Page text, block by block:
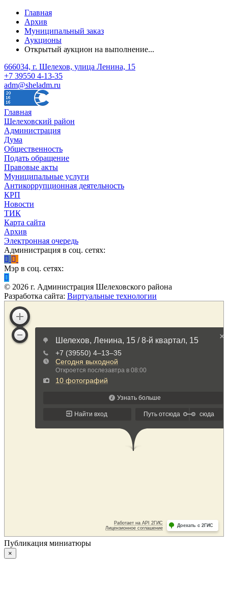
Главная
Архив
Муниципальный заказ
Аукционы
Открытый аукцион на выполнение...
666034, г. Шелехов, улица Ленина, 15
+7 39550 4-13-35
adm@sheladm.ru
Главная
Шелеховский район
Администрация
Дума
Общественность
Подать обращение
Правовые акты
Муниципальные услуги
Антикоррупционная деятельность
КРП
Новости
ТИК
Карта сайта
Архив
Электронная очередь
Администрация в соц. сетях:
Мэр в соц. сетях:
© 2026 г. Администрация Шелеховского района
Разработка сайта: Виртуальные технологии
Публикация миниатюры
×